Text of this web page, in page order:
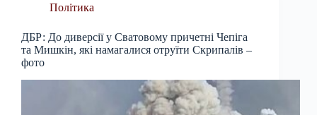
Політика
ДБР: До диверсії у Сватовому причетні Чепіга
та Мишкін, які намагалися отруїти Скрипалів –
фото